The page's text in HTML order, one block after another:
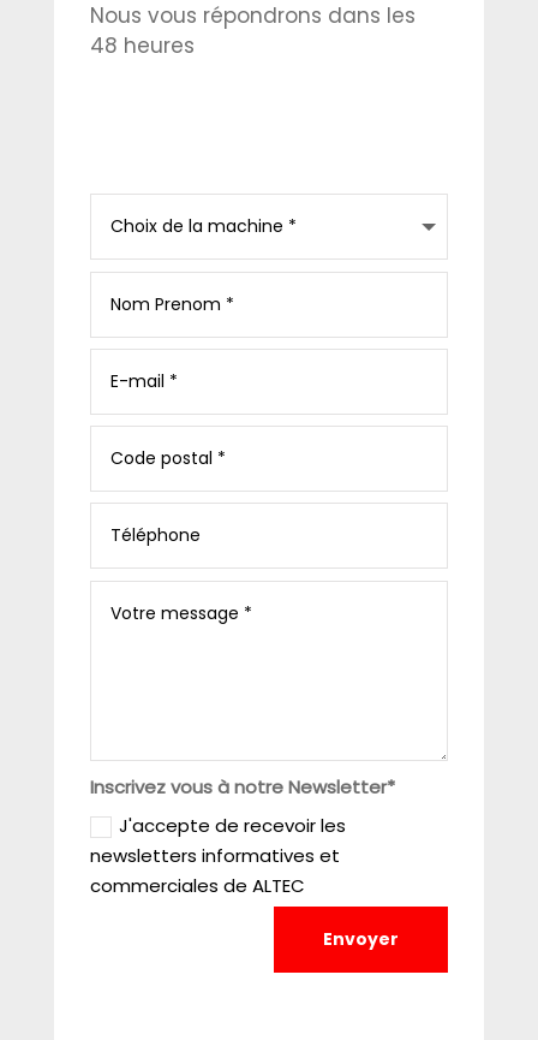
Nous vous répondrons dans les
48 heures
Inscrivez vous à notre Newsletter*
J'accepte de recevoir les
newsletters informatives et
commerciales de ALTEC
Envoyer